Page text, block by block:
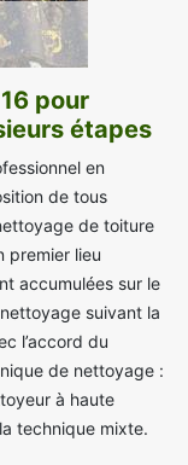
pour
étapes
en
de tous
de toiture
premier lieu
accumulées sur le
suivant la
l’accord du
de nettoyage :
à haute
technique mixte.